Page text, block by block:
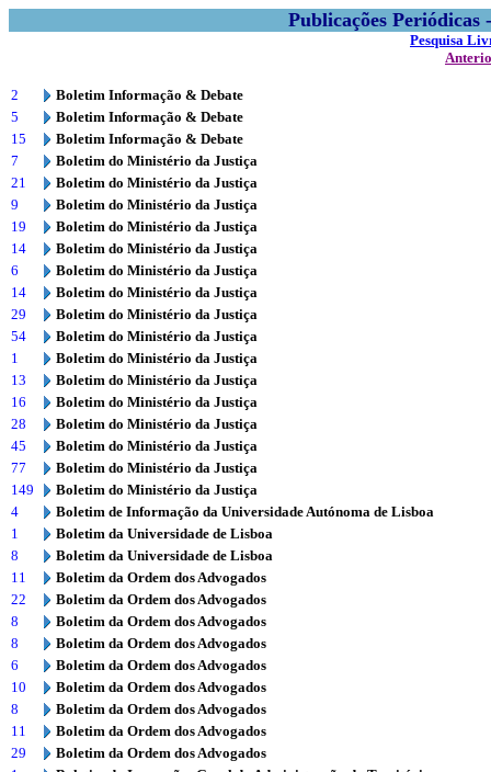
Publicações
Pesquisa
2
Boletim Informação & Debate
5
Boletim Informação & Debate
15
Boletim Informação & Debate
7
Boletim do Ministério da Justiça
21
Boletim do Ministério da Justiça
9
Boletim do Ministério da Justiça
19
Boletim do Ministério da Justiça
14
Boletim do Ministério da Justiça
6
Boletim do Ministério da Justiça
14
Boletim do Ministério da Justiça
29
Boletim do Ministério da Justiça
54
Boletim do Ministério da Justiça
1
Boletim do Ministério da Justiça
13
Boletim do Ministério da Justiça
16
Boletim do Ministério da Justiça
28
Boletim do Ministério da Justiça
45
Boletim do Ministério da Justiça
77
Boletim do Ministério da Justiça
149
Boletim do Ministério da Justiça
4
Boletim de Informação da Universidade Autónoma de Lisboa
1
Boletim da Universidade de Lisboa
8
Boletim da Universidade de Lisboa
11
Boletim da Ordem dos Advogados
22
Boletim da Ordem dos Advogados
8
Boletim da Ordem dos Advogados
8
Boletim da Ordem dos Advogados
6
Boletim da Ordem dos Advogados
10
Boletim da Ordem dos Advogados
8
Boletim da Ordem dos Advogados
11
Boletim da Ordem dos Advogados
29
Boletim da Ordem dos Advogados